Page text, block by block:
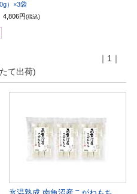
）×3袋
4,806円 (税込)
｜1｜
て出荷)